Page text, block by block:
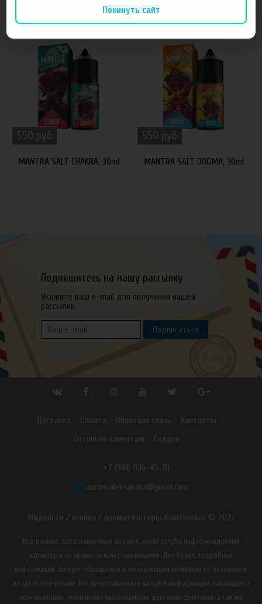
550 руб
MANTRA SALT CHAKRA, 30ml
550 руб
MANTRA SALT DOGMA, 30ml
Подпишитесь на нашу рассылку
Укажите ваш e-mail для получения нашей
рассылки
Подписаться
Доставка Оплата Обратная связь
Контакты
Оптовым клиентам
Скидки
+7 (981) 036-45-81
aurum.aleksandra@gmail.com
Жидкости / основа / ароматизаторы fruitcloud.ru © 2022
Все данные, представленные на сайте, носят сугубо информационный
характер и не являются исчерпывающими. Для более подробной
информации следует обращаться к менеджерам компании по указанным
на сайте телефонам. Вся представленная на сайте информация, касающаяся
комплектации, технических характеристик, цветовых сочетаний, а так же
Покинуть сайт